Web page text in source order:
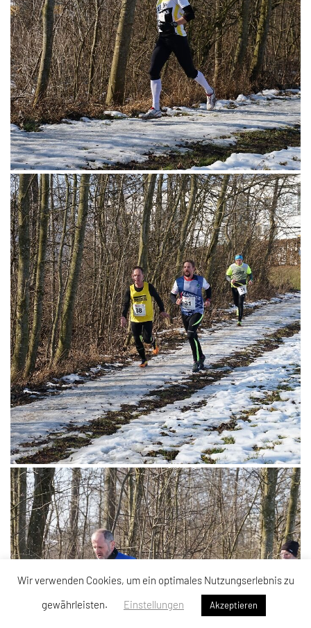
Wir verwenden Cookies, um ein optimales Nutzungserlebnis zu
gewährleisten.
Einstellungen Akzeptieren